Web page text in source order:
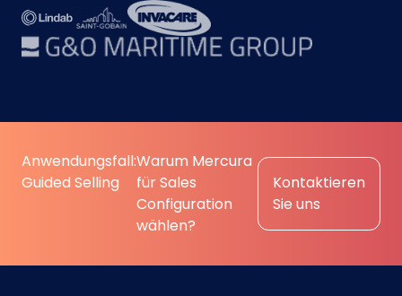
Anwendungsfall:
Guided Selling
Warum Mercura
für Sales
Configuration
wählen?
Kontaktieren
Sie uns